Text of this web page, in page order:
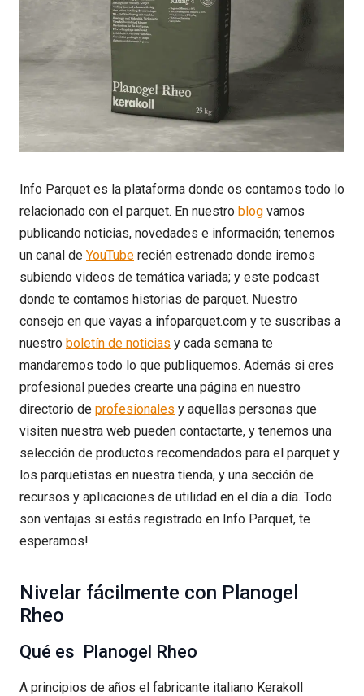
Info Parquet es la plataforma donde os contamos todo lo
relacionado con el parquet. En nuestro blog vamos
publicando noticias, novedades e información; tenemos
un canal de YouTube recién estrenado donde iremos
subiendo videos de temática variada; y este podcast
donde te contamos historias de parquet. Nuestro
consejo en que vayas a infoparquet.com y te suscribas a
nuestro boletín de noticias y cada semana te
mandaremos todo lo que publiquemos. Además si eres
profesional puedes crearte una página en nuestro
directorio de profesionales y aquellas personas que
visiten nuestra web pueden contactarte, y tenemos una
selección de productos recomendados para el parquet y
los parquetistas en nuestra tienda, y una sección de
recursos y aplicaciones de utilidad en el día a día. Todo
son ventajas si estás registrado en Info Parquet, te
esperamos!
Nivelar fácilmente con Planogel
Rheo
Qué es Planogel Rheo
A principios de años el fabricante italiano Kerakoll